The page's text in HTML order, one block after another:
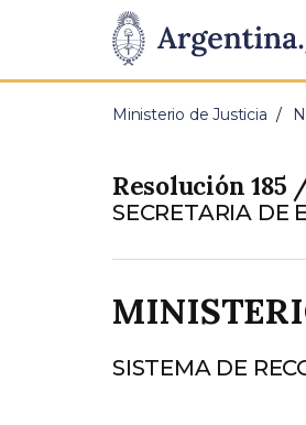
Presidencia
de
Pasar al contenido principal
Ministerio de Justicia
Resolución 185
SECRETARIA DE
SISTEMA DE